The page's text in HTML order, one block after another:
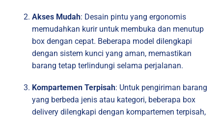
Akses Mudah: Desain pintu yang ergonomis
memudahkan kurir untuk membuka dan menutup
box dengan cepat. Beberapa model dilengkapi
dengan sistem kunci yang aman, memastikan
barang tetap terlindungi selama perjalanan.
Kompartemen Terpisah: Untuk pengiriman barang
yang berbeda jenis atau kategori, beberapa box
delivery dilengkapi dengan kompartemen terpisah,